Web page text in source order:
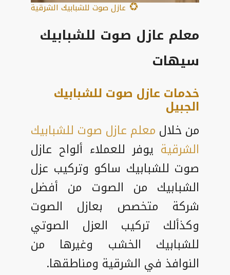
عازل صوت للشبابيك الشرقية
معلم عازل صوت للشبابيك
سيهات
خدمات عازل صوت للشبابيك
الجبيل
من خلال معلم عازل صوت للشبابيك
الشرقية يوفر للعملاء ألواح عازل
صوت للشبابيك ساكو وتركيب عزل
الشبابيك من الصوت من أفضل
شركة متخصص بعازل الصوت
وكذألك تركيب العزل الصوتي
للشبابيك الخشب وغيرها من
النوافذ في الشرقية ومناطقها.